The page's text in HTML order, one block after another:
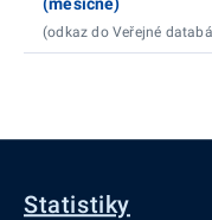
(odkaz do Veřejné
Statistiky